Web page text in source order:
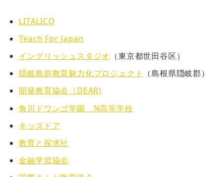
LITALICO
Teach For Japan
イングリッシュスタジオ （東京都世田谷区）
隠岐島前教育魅力化プロジェクト
（島根県隠岐郡）
開発教育協会（DEAR)
角川ドワンゴ学園 N高等学校
キッズドア
教育と探求社
金融学習協会